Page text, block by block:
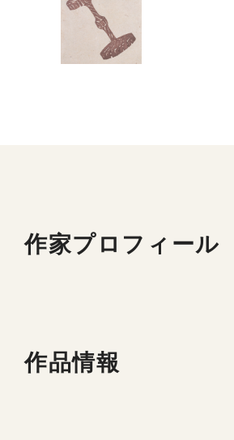
作家プロフィール
作品情報